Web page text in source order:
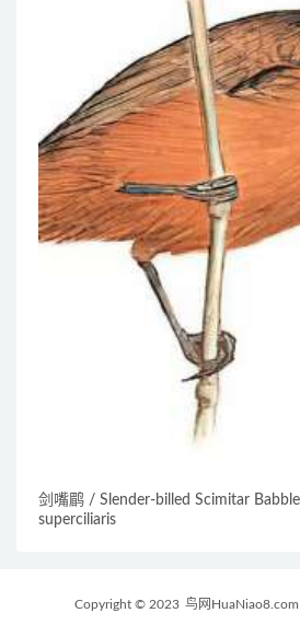
剑嘴鹛 / Slender-billed Scimitar
superciliaris
Copyright © 2023 鸟网HuaNiao8.com